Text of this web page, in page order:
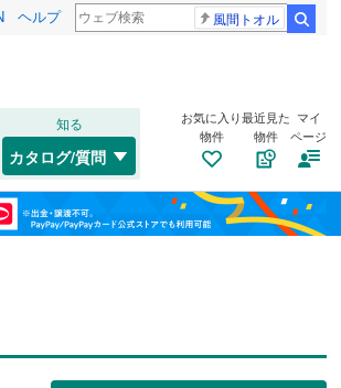
ヘルプ 風間トオル
知る
カタログ/質問
お気に入り
物件
最近見た
物件
マイ
ページ
福島 宇和島市(3)
西条市(18)
伊予郡砥部町(3)
朔日市(2)
今在家(1)
三芳(1)
予土線(0)
伊予鉄道横河原線( 0)
伊予鉄道本町線(0)
太陽光発電システム（0）